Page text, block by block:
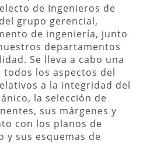
de Ingenieros de
grupo gerencial,
de ingeniería, junto
departamentos
Se lleva a cabo una
los aspectos del
a la integridad del
la selección de
sus márgenes y
con los planos de
sus esquemas de